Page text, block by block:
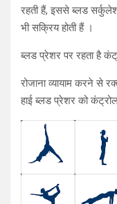
रहती हैं, इससे ब्लड
भी सक्रिय होती हैं ।
ब्लड प्रेशर पर रहता है
रोजाना व्यायाम करने से
हाई ब्लड प्रेशर को